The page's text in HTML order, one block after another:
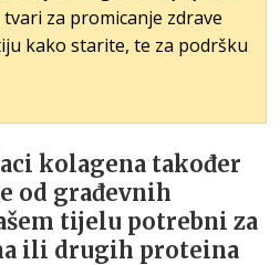
za promicanje zdrave
kako starite, te za podršku
kolagena također
od građevnih
tijelu potrebni za
ili drugih proteina